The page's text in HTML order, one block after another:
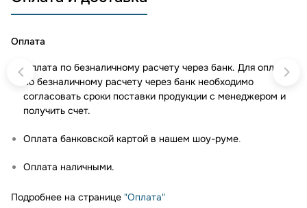
Оплата
Оплата по безналичному расчету через банк. Для оплаты
по безналичному расчету через банк необходимо
согласовать сроки поставки продукции с менеджером и
получить счет.
Оплата банковской картой в нашем шоу-руме.
Оплата наличными.
Подробнее на странице "Оплата"